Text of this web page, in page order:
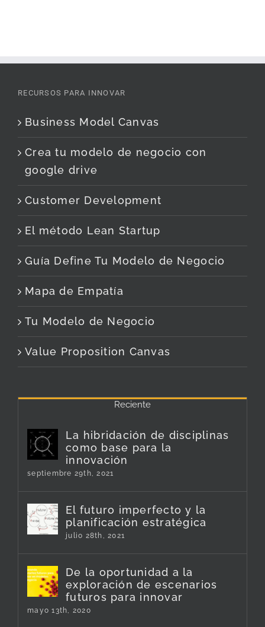
RECURSOS PARA INNOVAR
Business Model Canvas
Crea tu modelo de negocio con
google drive
Customer Development
El método Lean Startup
Guía Define Tu Modelo de Negocio
Mapa de Empatía
Tu Modelo de Negocio
Value Proposition Canvas
Reciente
La hibridación de disciplinas
como base para la
innovación
septiembre 29th, 2021
El futuro imperfecto y la
planificación estratégica
julio 28th, 2021
De la oportunidad a la
exploración de escenarios
futuros para innovar
mayo 13th, 2020